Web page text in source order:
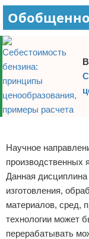
Научное
производственных
Данная дисциплина
изготовления,
материалов, сред,
технологии может
перерабатывать